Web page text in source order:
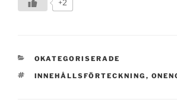
+2
KATEGORIER
OKATEGORISERADE
TAGGAR
INNEHÅLLSFÖRTECKNING ,